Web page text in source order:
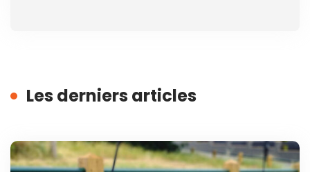
Les derniers articles